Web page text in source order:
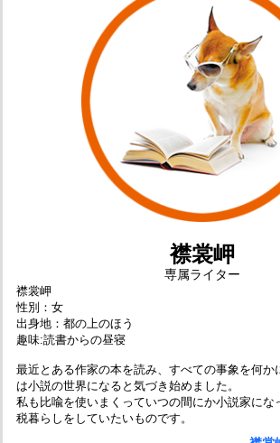
襟裳岬
専属ライター
襟裳岬
性別：女
出身地：都の上のほう
趣味:読書からの昼寝
最近とある作家の本を読み、すべての事象を何か
は小説の世界になると気づき始めました。
私も比喩を使いまくっていつの間にか小説家にな
税暮らしをしていたいものです。